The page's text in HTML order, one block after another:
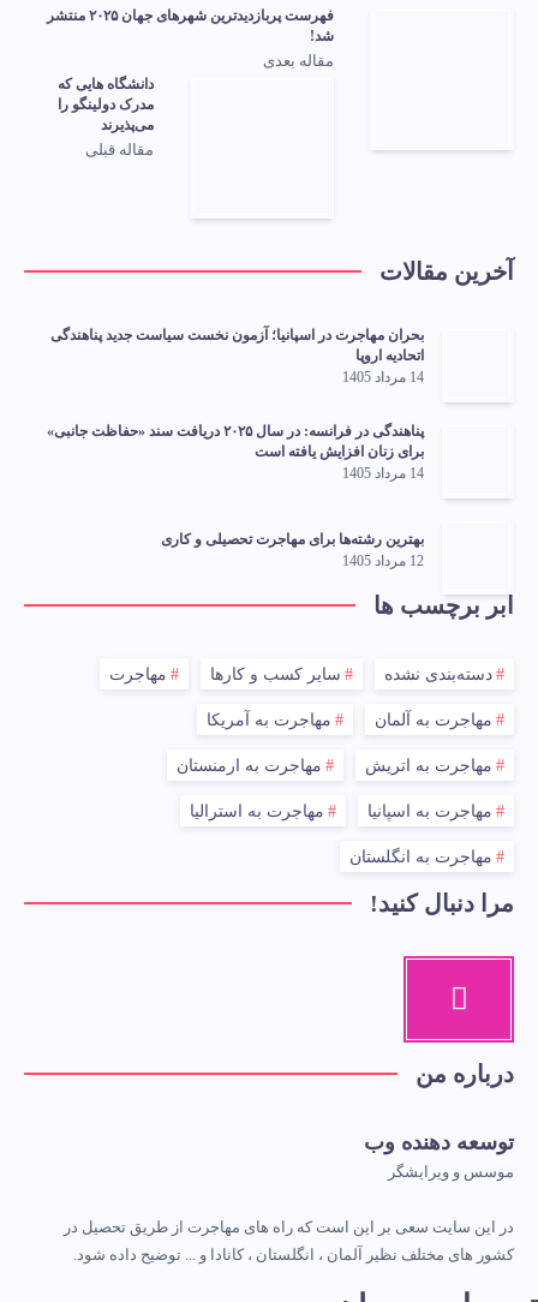
فهرست پربازدیدترین شهرهای جهان ۲۰۲۵ منتشر
شد!
مقاله بعدی
دانشگاه هایی که
مدرک دولینگو را
می‌پذیرند
مقاله قبلی
آخرین مقالات
بحران مهاجرت در اسپانیا؛ آزمون نخست سیاست جدید پناهندگی
اتحادیه اروپا
14 مرداد 1405
پناهندگی در فرانسه: در سال ۲۰۲۵ دریافت سند «حفاظت جانبی»
برای زنان افزایش یافته است
14 مرداد 1405
بهترین رشته‌ها برای مهاجرت تحصیلی و کاری
12 مرداد 1405
ابر برچسب ها
دسته‌بندی نشده سایر کسب و کارها مهاجرت
مهاجرت به آلمان مهاجرت به آمریکا
مهاجرت به اتریش مهاجرت به ارمنستان
مهاجرت به اسپانیا مهاجرت به استرالیا
مهاجرت به انگلستان
مرا دنبال کنید!
درباره من
توسعه دهنده وب
موسس و ویرایشگر
در این سایت سعی بر این است که راه های مهاجرت از طریق تحصیل در
کشور های مختلف نظیر آلمان ، انگلستان ، کانادا و ... توضیح داده شود.